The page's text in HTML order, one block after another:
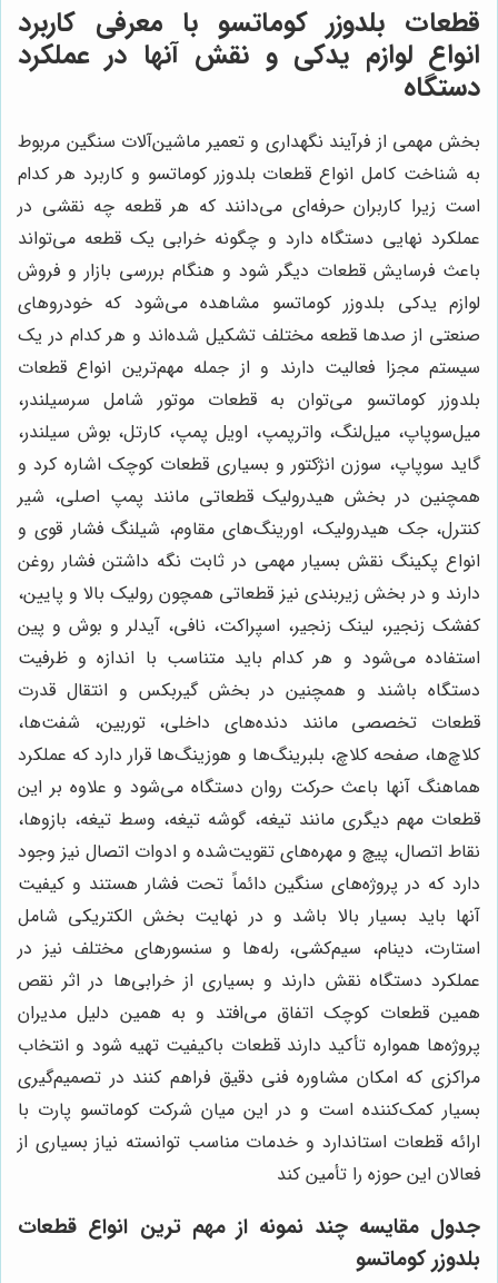
قطعات بلدوزر کوماتسو با معرفی کاربرد
انواع لوازم یدکی و نقش آنها در عملکرد
دستگاه
بخش مهمی از فرآیند نگهداری و تعمیر ماشین‌آلات سنگین مربوط
به شناخت کامل انواع قطعات بلدوزر کوماتسو و کاربرد هر کدام
است زیرا کاربران حرفه‌ای می‌دانند که هر قطعه چه نقشی در
عملکرد نهایی دستگاه دارد و چگونه خرابی یک قطعه می‌تواند
باعث فرسایش قطعات دیگر شود و هنگام بررسی بازار و فروش
لوازم یدکی بلدوزر کوماتسو مشاهده می‌شود که خودروهای
صنعتی از صدها قطعه مختلف تشکیل شده‌اند و هر کدام در یک
سیستم مجزا فعالیت دارند و از جمله مهم‌ترین انواع قطعات
بلدوزر کوماتسو می‌توان به قطعات موتور شامل سرسیلندر،
میل‌سوپاپ، میل‌لنگ، واترپمپ، اویل پمپ، کارتل، بوش سیلندر،
گاید سوپاپ، سوزن انژکتور و بسیاری قطعات کوچک اشاره کرد و
همچنین در بخش هیدرولیک قطعاتی مانند پمپ اصلی، شیر
کنترل، جک هیدرولیک، اورینگ‌های مقاوم، شیلنگ فشار قوی و
انواع پکینگ نقش بسیار مهمی در ثابت نگه داشتن فشار روغن
دارند و در بخش زیربندی نیز قطعاتی همچون رولیک بالا و پایین،
کفشک زنجیر، لینک زنجیر، اسپراکت، نافی، آیدلر و بوش و پین
استفاده می‌شود و هر کدام باید متناسب با اندازه و ظرفیت
دستگاه باشند و همچنین در بخش گیربکس و انتقال قدرت
قطعات تخصصی مانند دنده‌های داخلی، توربین، شفت‌ها،
کلاچ‌ها، صفحه کلاچ، بلبرینگ‌ها و هوزینگ‌ها قرار دارد که عملکرد
هماهنگ آنها باعث حرکت روان دستگاه می‌شود و علاوه بر این
قطعات مهم دیگری مانند تیغه، گوشه تیغه، وسط تیغه، بازوها،
نقاط اتصال، پیچ و مهره‌های تقویت‌شده و ادوات اتصال نیز وجود
دارد که در پروژه‌های سنگین دائماً تحت فشار هستند و کیفیت
آنها باید بسیار بالا باشد و در نهایت بخش الکتریکی شامل
استارت، دینام، سیم‌کشی، رله‌ها و سنسورهای مختلف نیز در
عملکرد دستگاه نقش دارند و بسیاری از خرابی‌ها در اثر نقص
همین قطعات کوچک اتفاق می‌افتد و به همین دلیل مدیران
پروژه‌ها همواره تأکید دارند قطعات باکیفیت تهیه شود و انتخاب
مراکزی که امکان مشاوره فنی دقیق فراهم کنند در تصمیم‌گیری
بسیار کمک‌کننده است و در این میان شرکت کوماتسو پارت با
ارائه قطعات استاندارد و خدمات مناسب توانسته نیاز بسیاری از
فعالان این حوزه را تأمین کند
جدول مقایسه چند نمونه از مهم ترین انواع قطعات
بلدوزر کوماتسو